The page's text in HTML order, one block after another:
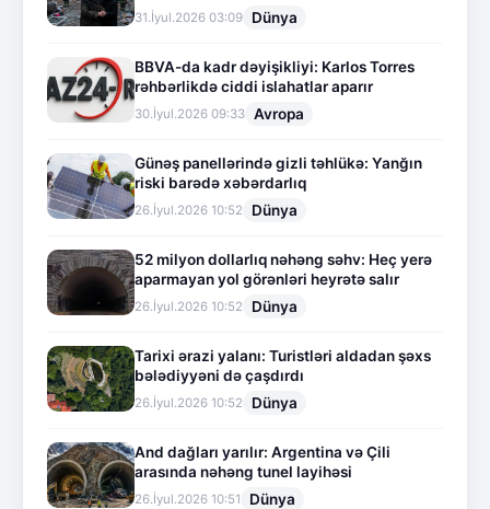
31.İyul.2026 03:09 Dünya
BBVA-da kadr dəyişikliyi: Karlos Torres
rəhbərlikdə ciddi islahatlar aparır
30.İyul.2026 09:33 Avropa
Günəş panellərində gizli təhlükə: Yanğın
riski barədə xəbərdarlıq
26.İyul.2026 10:52 Dünya
52 milyon dollarlıq nəhəng səhv: Heç yerə
aparmayan yol görənləri heyrətə salır
26.İyul.2026 10:52 Dünya
Tarixi ərazi yalanı: Turistləri aldadan şəxs
bələdiyyəni də çaşdırdı
26.İyul.2026 10:52 Dünya
And dağları yarılır: Argentina və Çili
arasında nəhəng tunel layihəsi
26.İyul.2026 10:51 Dünya